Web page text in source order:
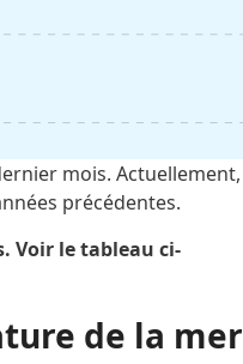
mois. Actuellement,
précédentes.
Voir le tableau ci-
de la mer